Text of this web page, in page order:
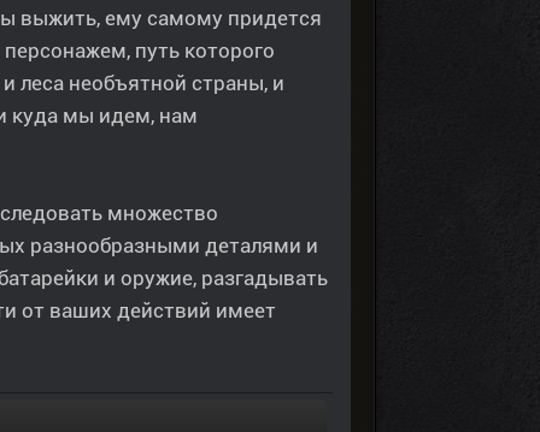
выжить, ему самому придется
путь которого
леса необъятной страны, и
куда мы идем, нам
множество
разнообразными деталями и
и оружие, разгадывать
от ваших действий имеет